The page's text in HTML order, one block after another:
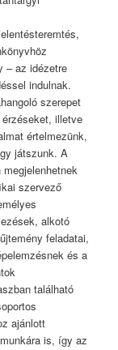
– az idézetre
indulnak.
szerepet
illetve
értelmezünk,
játszunk. A
szervező
alkotó
feladatai,
és a
található
ajánlott
is, így az